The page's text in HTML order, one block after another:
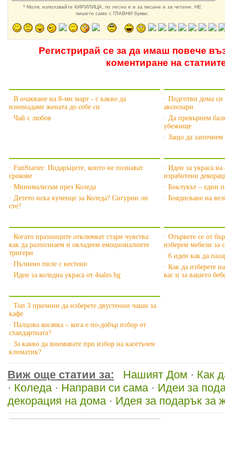
* Моля, използвайте КИРИЛИЦА, по лесно е и за писане и за четене. НЕ
пишете само с ГЛАВНИ букви.
Регистрирай се за да имаш повече
коментиране на
· В очакване на 8-ми март - с какво да
изненадаме жената до себе си
· Чай с любов
· Подготви дома си
аксесоари
· Да превърнем
убежище
· Защо да започнем
· FunStarter: Подаръците, които не познават
срокове
· Минимализъм през Коледа
· Детето иска кученце за Коледа? Сигурни ли
сте?
· Идеи за украса
изработени
· Боклукът – един
· Боядисване на
· Когато празниците отключват стари чувства:
как да разпознаем и овладеем емоционалните
тригери
· Пълнено пиле с кестени
· Идеи за коледна украса от 4sales.bg
· Отървете се от
изберем мебели за
· 6 идеи как да
· Как да изберете
вас и за вашето
· Топ 3 причини да изберете двустенни чаши за
кафе
· Палцова косачка – кога е по-добър избор от
стандартната?
· За какво да внимавате при избор на касетъчен
климатик?
Виж още статии за: Нашият Дом · Как
· Коледа· Направи си сама· Идеи за
декорация на дома· Идея за подарък за